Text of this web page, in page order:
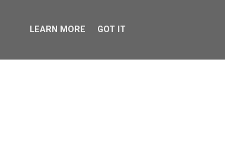
LEARN MORE GOT IT